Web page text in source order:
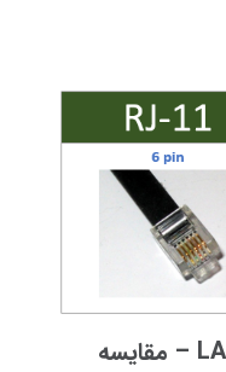
تفاوت کابل تلفن با کابل LAN – مقایسه